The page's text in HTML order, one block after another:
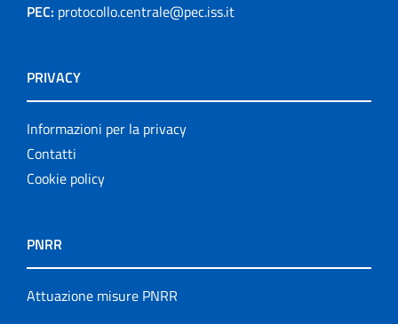
PEC: protocollo.centrale@pec.iss.it
PRIVACY
Informazioni per la privacy
Contatti
Cookie policy
PNRR
Attuazione misure PNRR